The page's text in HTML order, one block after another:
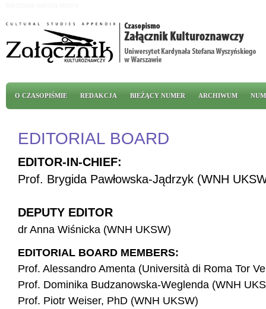
Menu główne
O CZASOPIŚMIE REDAKCJA BIEŻĄCY NUMER ARCHIWUM
EDITORIAL BOARD
EDITOR-IN-CHIEF:
Prof. Brygida Pawłowska-Jądrzyk (WNH
DEPUTY EDITOR
dr Anna Wiśnicka (WNH UKSW)
EDITORIAL BOARD MEMBERS:
Prof. Alessandro Amenta (Università di Roma Tor
Prof. Dominika Budzanowska-Weglenda (WNH
Prof. Piotr Weiser, PhD (WNH UKSW)